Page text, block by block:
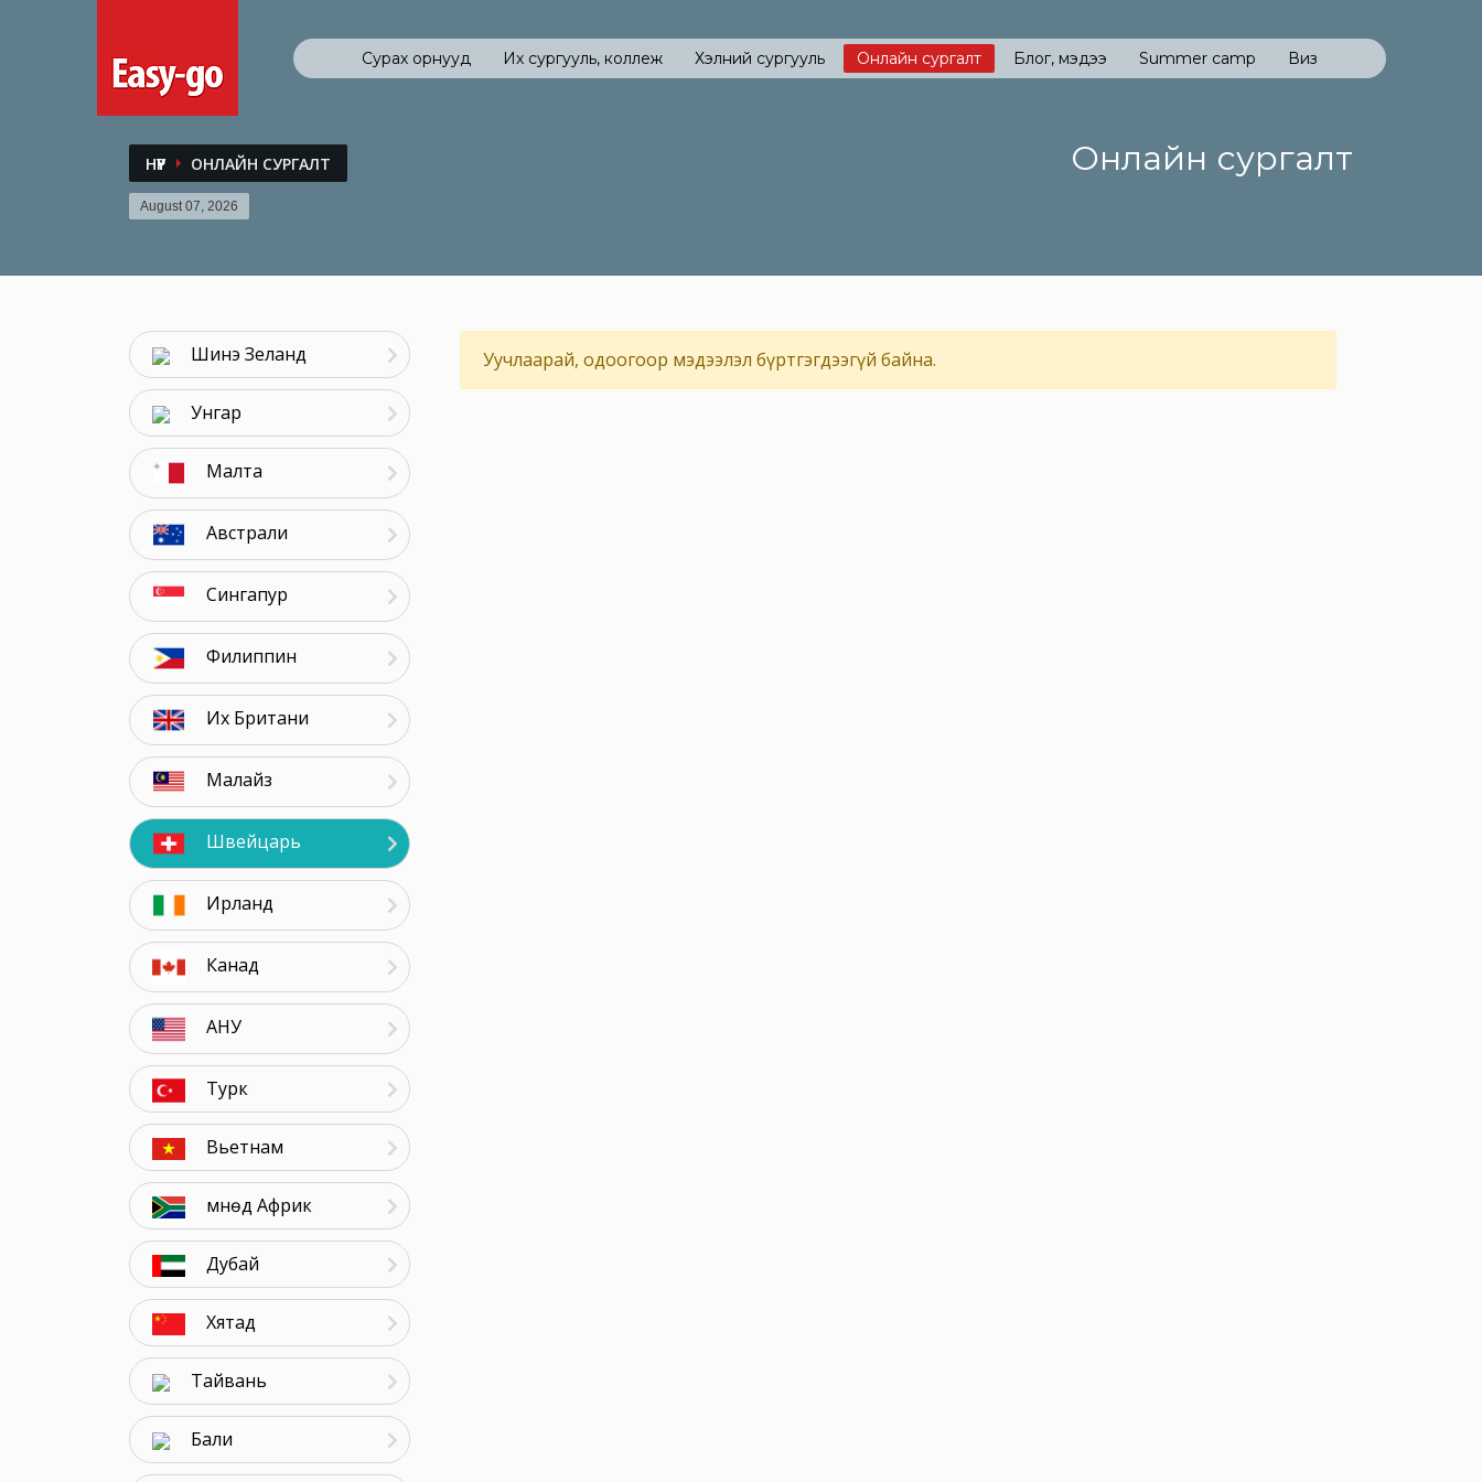
Сурах орнууд Их сургууль, коллеж Хэлний сургууль Онлайн сургалт Блог, мэдээ Summer camp Виз
НҮҮР ОНЛАЙН СУРГАЛТ
August 07, 2026
Онлайн сургалт
Уучлаарай, одоогоор мэдээлэл бүртгэгдээгүй байна.
Шинэ Зеланд
Унгар
Малта
Австрали
Сингапур
Филиппин
Их Британи
Малайз
Швейцарь
Ирланд
Канад
АНУ
Турк
Вьетнам
Өмнөд Африк
Дубай
Хятад
Тайвань
Бали